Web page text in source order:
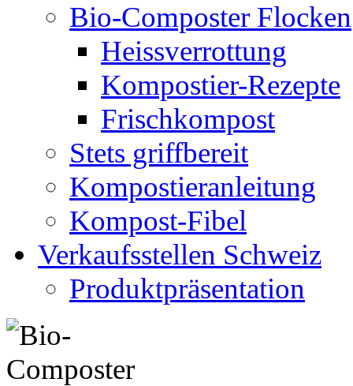
Bio-Composter Flocken
Heissverrottung
Kompostier-Rezepte
Frischkompost
Stets griffbereit
Kompostieranleitung
Kompost-Fibel
Verkaufsstellen Schweiz
Produktpräsentation